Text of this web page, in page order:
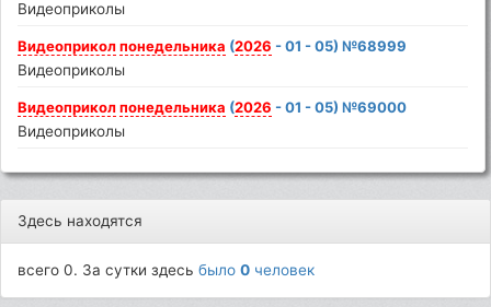
Видеоприколы
Видеоприкол понедельника (2026 - 01 - 05) №68999
Видеоприколы
Видеоприкол понедельника (2026 - 01 - 05) №69000
Видеоприколы
Здесь находятся
всего 0. За сутки здесьбыло0 человек